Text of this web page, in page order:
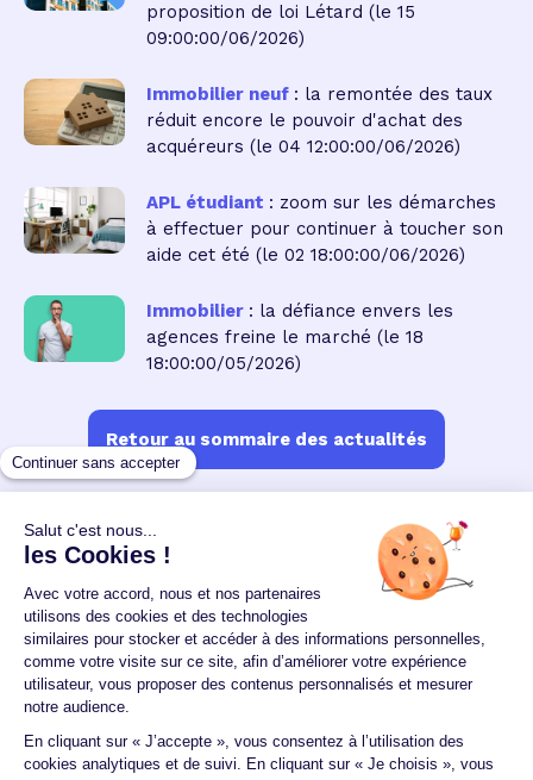
proposition de loi Létard (le 15
09:00:00/06/2026)
Immobilier neuf : la remontée des taux
réduit encore le pouvoir d'achat des
acquéreurs (le 04 12:00:00/06/2026)
APL étudiant : zoom sur les démarches
à effectuer pour continuer à toucher son
aide cet été (le 02 18:00:00/06/2026)
Immobilier : la défiance envers les
agences freine le marché (le 18
18:00:00/05/2026)
Retour au sommaire des actualités
Un crédit vous engage et doit être remboursé.
Vérifiez vos capacités de remboursement avant de
vous engager.
Aucun versement, de quelque nature que ce soit, ne
peut être exigé d'un particulier avant l'obtention